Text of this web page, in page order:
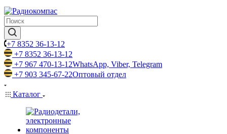
+7 8352 36-13-12
+7 8352 36-13-12
+7 967 470-13-12WhatsApp, Viber, Telegram
+7 903 345-67-22Оптовый отдел
Каталог